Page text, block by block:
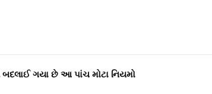
ગયા છે આ પાંચ મોટા નિયમો